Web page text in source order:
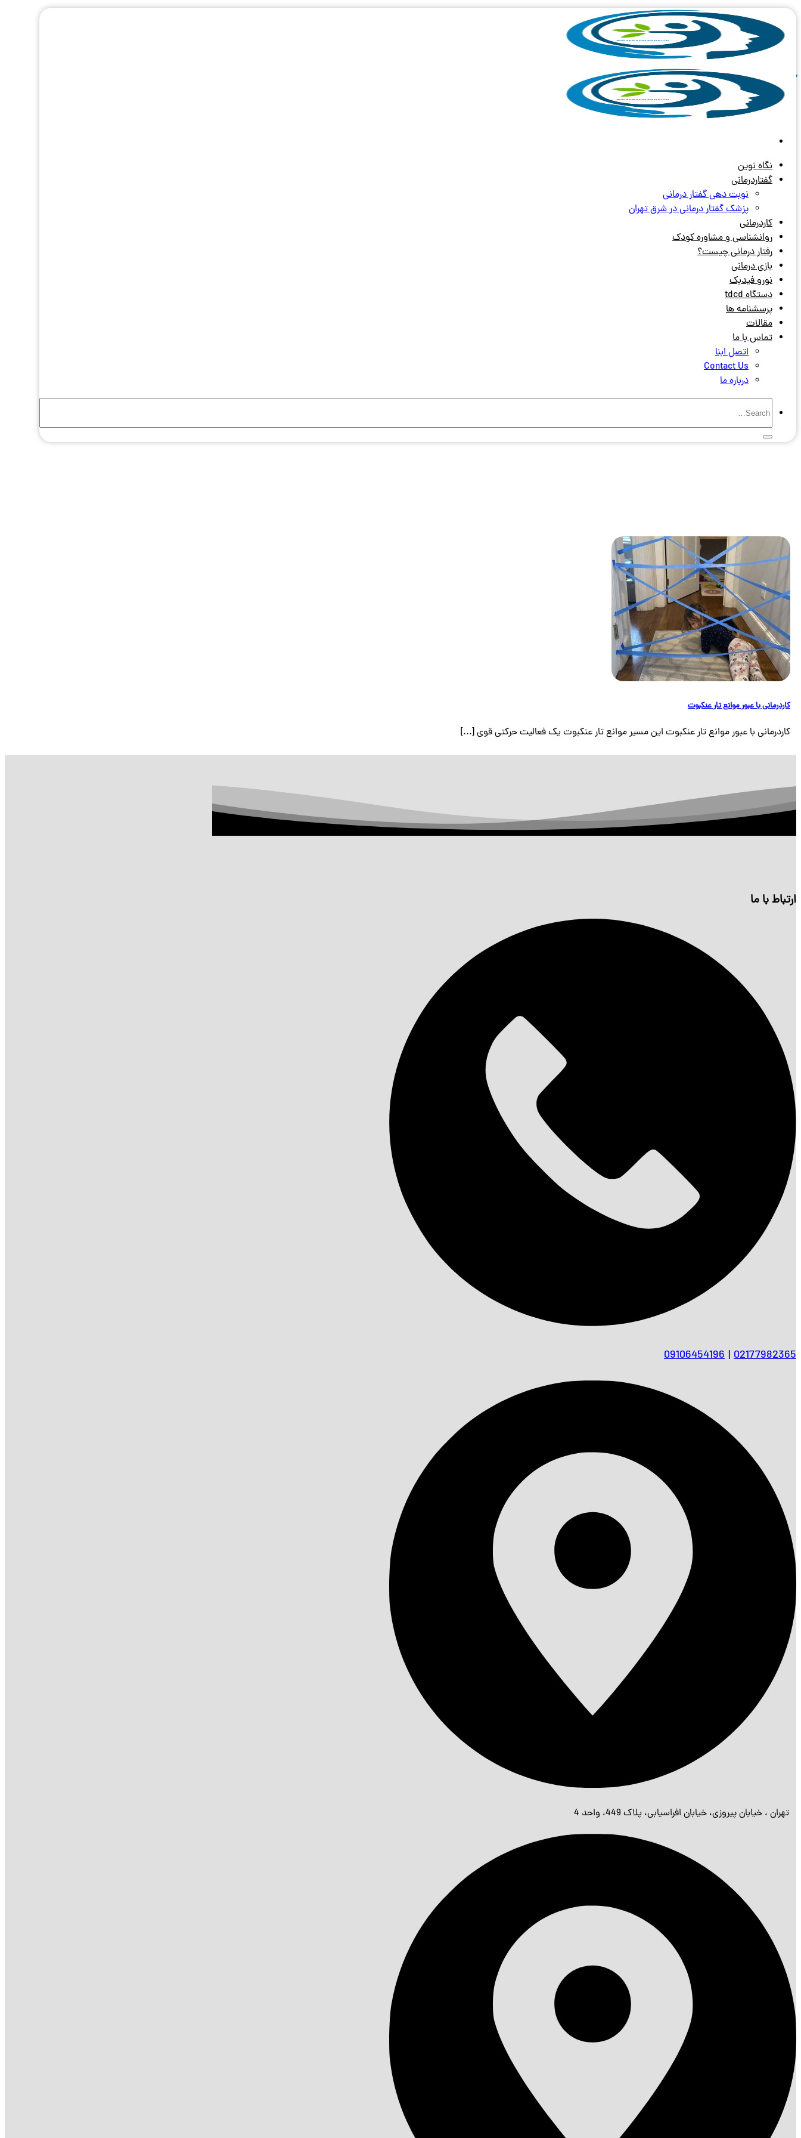
Skip
content
نگاه نوین
گفتاردرمانی
نوبت دهی گفتار درمانی
پزشک گفتار درمانی در شرق تهران
کاردرمانی
روانشناسی و مشاوره کودک
رفتار درمانی چیست؟
بازی درمانی
نورو فیدبک
دستگاه tdcd
پرسشنامه ها
مقالات
تماس با ما
اتصل ابنا
Contact Us
درباره ما
آرشیو برچسب های:مهارت های حرکتی قوی
کاردرمانی با عبور موانع تار عنکبوت
کاردرمانی با عبور موانع تار عنکبوت این مسیر موانع تار عنکبوت یک فعالیت حرکتی قوی [...]
ارتباط با ما
09106454196 | 02177982365
تهران ، خیابان پیروزی، خیابان افراسیابی، پلاک 449، واحد 4